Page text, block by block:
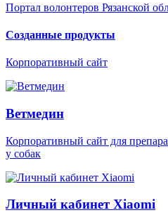
Портал волонтеров Рязанской
Созданные продукты
Корпоративный сайт
Ветмедин
Корпоративный сайт для
у собак
Личный кабинет Xiaomi